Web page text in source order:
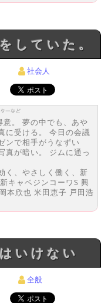
していた。
社会人
。 夢の中でも、あや
に受ける。 今日の会議
ンで相手がうなずい
真が暗い。 ジムに通っ
く、やさしく働く、新
キャベジンコーワS 興
本欣也 米田恵子 戸田浩
いけない
全般